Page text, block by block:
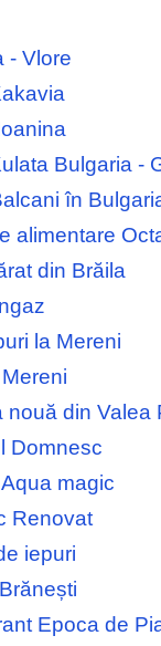
- Vlore
Bulgaria -
în
alimentare
din Brăila
la Mereni
nouă din Valea
Domnesc
magic
Renovat
iepuri
Epoca de